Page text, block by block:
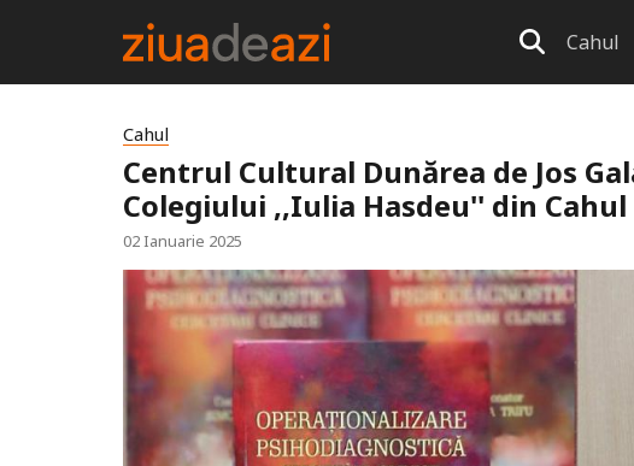
Cahul
Cahul
Centrul Cultural Dunărea de Jos
Colegiului ,,Iulia Hasdeu'' din Cahul
02 Ianuarie 2025